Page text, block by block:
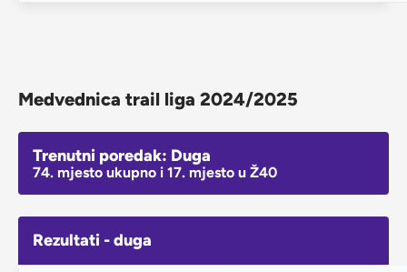
Medvednica trail liga 2024/2025
Trenutni poredak: Duga
74. mjesto ukupno i 17. mjesto u Ž40
Rezultati - duga